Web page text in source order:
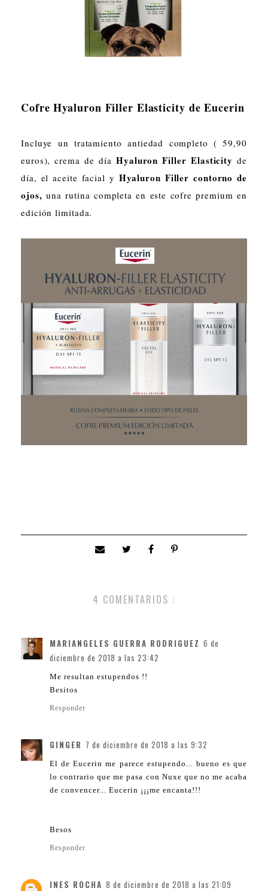
Cofre Hyaluron Filler Elasticity de Eucerin
Incluye un tratamiento antiedad completo ( 59,90
euros), crema de díaHyaluron Filler Elasticity de
día, el aceite facial y Hyaluron Filler contorno de
ojos, una rutina completa en este cofre premium en
edición limitada.
4 COMENTARIOS :
MARIANGELES GUERRA RODRIGUEZ 6 de
diciembre de 2018 a las 23:42
Me resultan estupendos !!
Besitos
Responder
GINGER 7 de diciembre de 2018 a las 9:32
El de Eucerin me parece estupendo... bueno es que
lo contrario que me pasa con Nuxe que no me acaba
de convencer... Eucerin ¡¡¡me encanta!!!
Besos
Responder
INES ROCHA 8 de diciembre de 2018 a las 21:09